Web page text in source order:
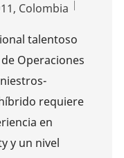
Colombia
talentoso
Operaciones
requiere
en
y un nivel